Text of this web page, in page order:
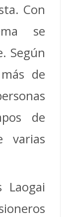
Con
se
Según
de
de
varias
Laogai